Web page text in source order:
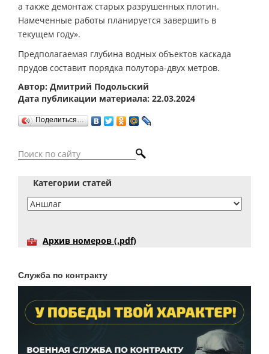
а также демонтаж старых разрушенных плотин.
Намеченные работы планируется завершить в
текущем году».
Предполагаемая глубина водных объектов каскада
прудов составит порядка полутора-двух метров.
Автор: Дмитрий Подольский
Дата публикации материала: 22.03.2024
Поделиться…
Категории статей
Архив номеров (.pdf)
Служба по контракту